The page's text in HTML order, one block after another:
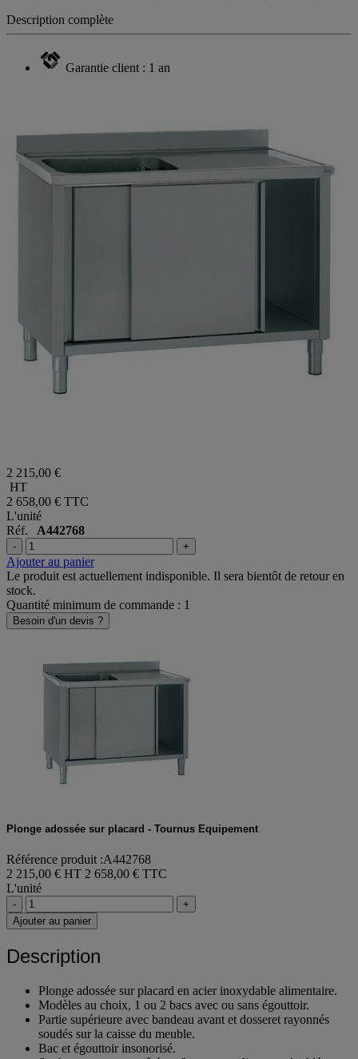
Description complète
Garantie client : 1 an
2 215,00 €
HT
2 658,00 € TTC
L'unité
Réf. A442768
- +
Ajouter au panier
Le produit est actuellement indisponible. Il sera bientôt de retour en
stock.
Quantité minimum de commande : 1
Besoin d'un devis ?
Plonge adossée sur placard - Tournus Equipement
Référence produit :A442768
2 215,00 € HT 2 658,00 € TTC
L'unité
-
+
Ajouter au panier
Description
Plonge adossée sur placard en acier inoxydable alimentaire.
Modèles au choix, 1 ou 2 bacs avec ou sans égouttoir.
Partie supérieure avec bandeau avant et dosseret rayonnés
soudés sur la caisse du meuble.
Bac et égouttoir insonorisé.